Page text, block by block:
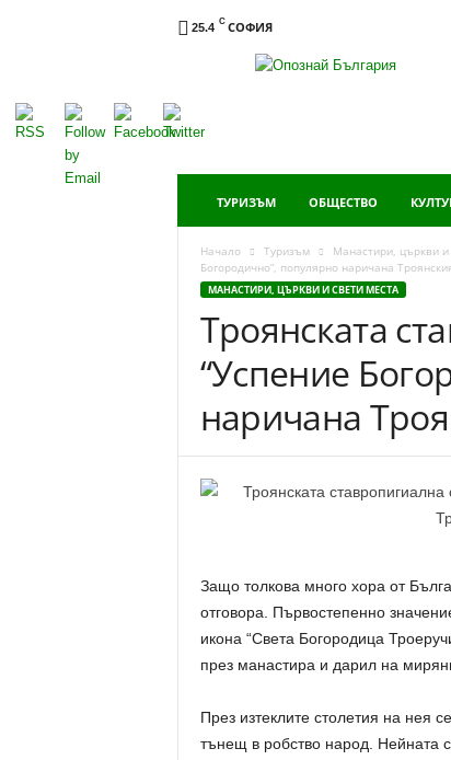
25.4 C СОФИЯ
ТУРИЗЪМ ОБЩЕСТВО
Начало Туризъм Манастири, църкви и
Богородично”, популярно наричана
МАНАСТИРИ, ЦЪРКВИ И СВЕТИ МЕСТА
Троянската
“Успение
наричана
Защо толкова много хора от
отговора. Първостепенно
икона “Света Богородица
през манастира и дарил на
През изтеклите столетия на нея
тънещ в робство народ. Нейната